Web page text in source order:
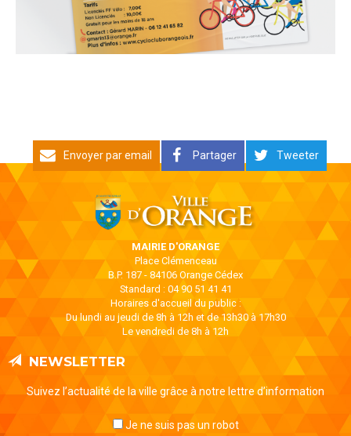
Envoyer par email Partager Tweeter
MAIRIE D'ORANGE
Place Clémenceau
B.P. 187 - 84106 Orange Cédex
Standard : 04 90 51 41 41
Horaires d'accueil du public :
Du lundi au jeudi de 8h à 12h et de 13h30 à 17h30
Le vendredi de 8h à 12h
NEWSLETTER
Suivez l’actualité de la ville grâce à notre lettre d’information
Je ne suis pas un robot